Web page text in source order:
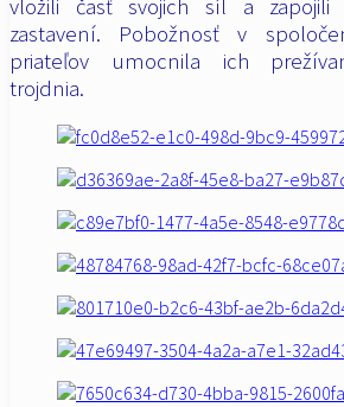
vložili časť svojich síl a zapojili
zastavení. Pobožnosť v
priateľov umocnila ich
trojdnia.